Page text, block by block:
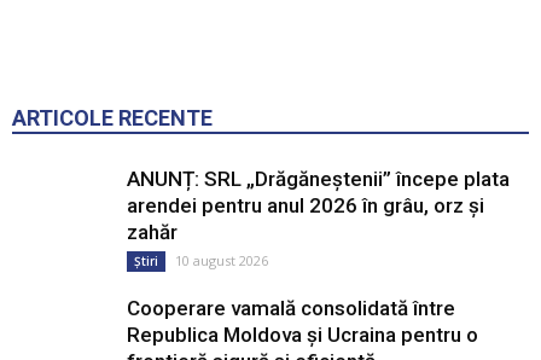
ANUNȚ: SRL „Drăgăneștenii” începe plata
arendei pentru anul 2026 în grâu, orz și
zahăr
10 august 2026
Cooperare vamală consolidată între
Republica Moldova și Ucraina pentru o
frontieră sigură și eficientă
Știri 10 august 2026